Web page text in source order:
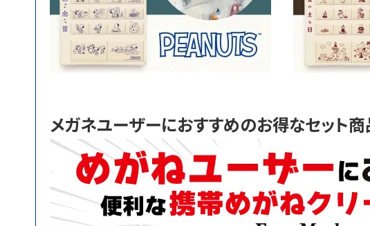
メガネユーザーにおすすめのお得なセット